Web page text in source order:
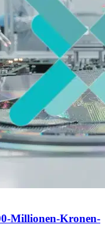
Millionen-Kronen-